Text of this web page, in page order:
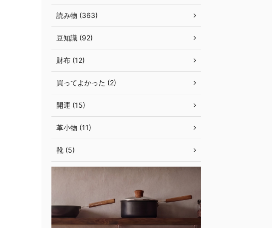
読み物 (363)
豆知識 (92)
財布 (12)
買ってよかった (2)
開運 (15)
革小物 (11)
靴 (5)